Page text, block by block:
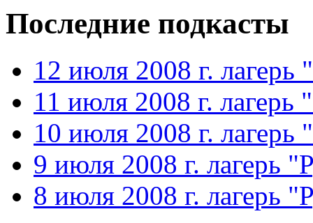
Последние подкасты
12 июля 2008 г. лагерь
11 июля 2008 г. лагерь
10 июля 2008 г. лагерь
9 июля 2008 г. лагерь
8 июля 2008 г. лагерь